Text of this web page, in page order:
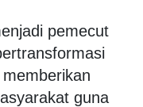
pemecut
guna